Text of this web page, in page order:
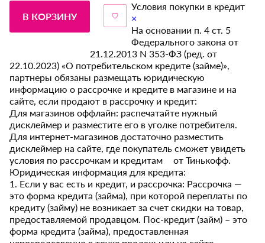
В КОРЗИНУ
Условия покупки в кредит
×
На основании п. 4 ст. 5
Федерального закона от
21.12.2013 N 353-ФЗ (ред. от
22.10.2023) «О потребительском кредите (займе)»,
партнеры обязаны размещать юридическую
информацию о рассрочке и кредите в магазине и на
сайте, если продают в рассрочку и кредит:
Для магазинов оффлайн: распечатайте нужный
дисклеймер и разместите его в уголке потребителя.
Для интернет-магазинов достаточно разместить
дисклеймер на сайте, где покупатель сможет увидеть
условия по рассрочкам и кредитам от Тинькофф.
Юридическая информация для кредита:
1. Если у вас есть и кредит, и рассрочка: Рассрочка —
это форма кредита (займа), при которой переплаты по
кредиту (займу) не возникает за счет скидки на товар,
предоставляемой продавцом. Пос-кредит (займ) – это
форма кредита (займа), предоставленная